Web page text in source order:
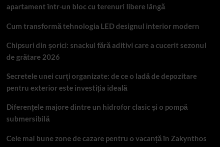
apartament într-un bloc cu terenuri libere lângă
Cum transformă tehnologia LED designul interior modern
Chipsuri din șorici: snackul fără aditivi care a cucerit sezonul
de grătare 2026
Secretele unei curți organizate: de ce o ladă de depozitare
pentru exterior este investiția ideală
Diferențele majore dintre un hidrofor clasic și o pompă
submersibilă
Cele mai bune zone de cazare pentru o vacanță în Zakynthos